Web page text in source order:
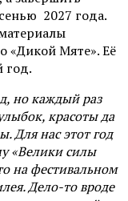
2027 года.
«Дикой Мяте». Её
год.
но каждый раз
красоты да
Для нас этот год
«Велики силы
на фестивальном
Дело-то вроде